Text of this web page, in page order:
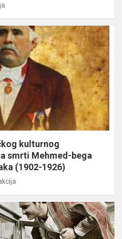
kulturnog
smrti Mehmed-bega
(1902-1926)